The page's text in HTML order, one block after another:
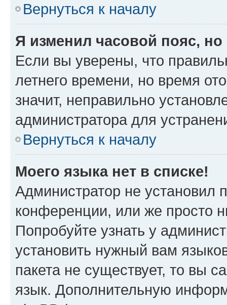
Вернуться к началу
Я изменил часовой пояс,
Если вы уверены, что
летнего времени, но время
значит, неправильно
администратора для
Вернуться к началу
Моего языка нет в списке!
Администратор не установил
конференции, или же просто
Попробуйте узнать у
установить нужный вам
пакета не существует, то вы
язык. Дополнительную